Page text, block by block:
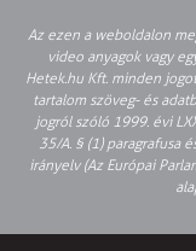
Az ezen a weboldalon
video anyagok vagy
Hetek.hu Kft. minden
tartalom szöveg- és
jogról szóló 1999. évi
35/A. § (1) paragrafusa
irányelv (Az Európai